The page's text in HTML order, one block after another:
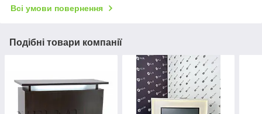
Всі умови повернення
Подібні товари компанії